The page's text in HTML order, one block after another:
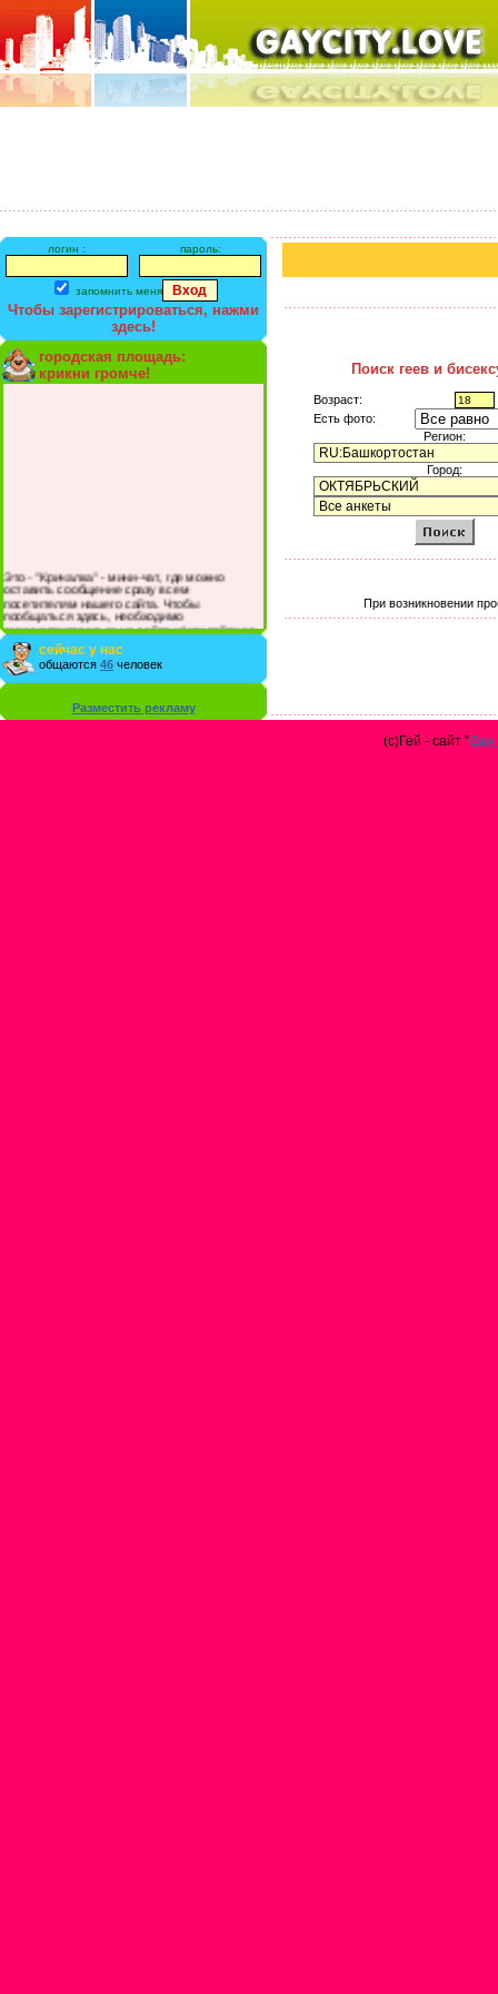
логин : пароль:
запомнить меня
Чтобы зарегистрироваться, нажми
здесь!
городская площадь:
крикни громче!
Это - "Кричалка" - мини-чат, где можно
оставить сообщение сразу всем
посетителям нашего сайта. Чтобы
пообщаться здесь, необходимо
зарегистрироваться на сайте и/или войти со
своими логином и паролем.
сейчас у нас
общаются 46 человек
Разместить рекламу
Поиск геев и
Возраст:
Есть фото:
Регион:
Город:
При возникновении
(с)Гей - сайт "Gay